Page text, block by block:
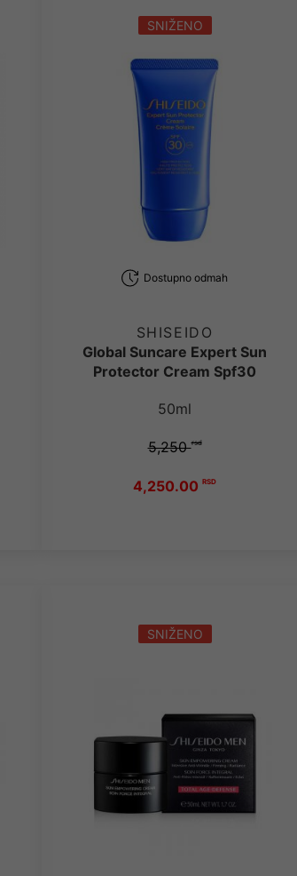
SNIŽENO
Dostupno odmah
SHISEIDO
Global Suncare Expert Sun
Protector Cream Spf30
50ml
5,250rsd
4,250.00 RSD
SNIŽENO